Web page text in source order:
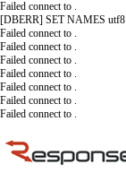
Failed connect to .
[DBERR] SET NAMES utf8
Failed connect to .
Failed connect to .
Failed connect to .
Failed connect to .
Failed connect to .
Failed connect to .
Failed connect to .